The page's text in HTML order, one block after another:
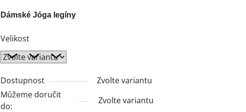
Dámské Jóga legíny
Velikost
Dostupnost
Zvolte variantu
Můžeme doručit
do:
Zvolte variantu